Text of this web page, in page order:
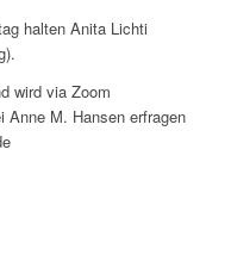
halten Anita Lichti
wird via Zoom
Anne M. Hansen erfragen